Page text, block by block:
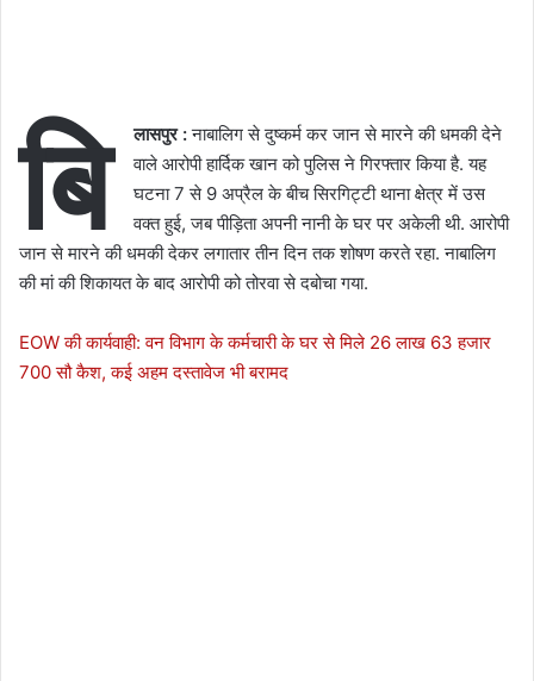
बि लासपुर :नाबालिग से दुष्कर्म कर जान से मारने की धमकी देने
वाले आरोपी हार्दिक खान को पुलिस ने गिरफ्तार किया है. यह
घटना 7 से 9 अप्रैल के बीच सिरगिट्टी थाना क्षेत्र में उस
वक्त हुई, जब पीड़िता अपनी नानी के घर पर अकेली थी. आरोपी
जान से मारने की धमकी देकर लगातार तीन दिन तक शोषण करते रहा. नाबालिग
की मां की शिकायत के बाद आरोपी को तोरवा से दबोचा गया.
EOW की कार्यवाही: वन विभाग के कर्मचारी के घर से मिले 26 लाख 63 हजार
700 सौ कैश, कई अहम दस्तावेज भी बरामद